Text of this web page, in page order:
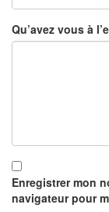
Qu’avez vous à
Enregistrer mon
navigateur pour